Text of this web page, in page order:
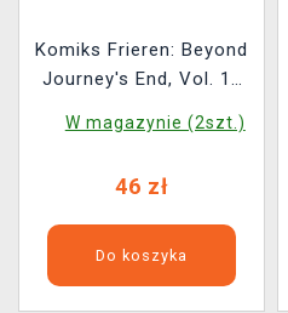
Komiks Frieren: Beyond
Journey's End, Vol. 11
W magazynie (2szt.)
46 zł
Do koszyka